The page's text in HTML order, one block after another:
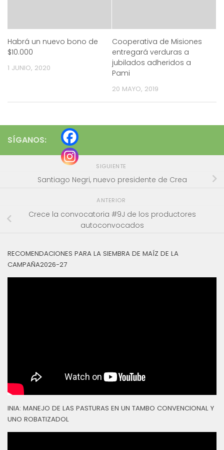
Habrá un nuevo bono de
$10.000
1 JUNIO, 2020
Cooperativa de Misiones
entregará verduras a
jubilados adheridos a
Pami
20 MAYO, 2019
SÍGANOS:
SIGUIENTE
Santiago Negri, nuevo presidente de Crea
ANTERIOR
Crece la convocatoria #9J de los productores
autoconvocados
RECOMENDACIONES PARA LA SIEMBRA DE MAÍZ DE LA
CAMPAÑA2026-27
INIA: MANEJO DE LAS PASTURAS EN UN TAMBO CONVENCIONAL Y
UNO ROBATIZADOL